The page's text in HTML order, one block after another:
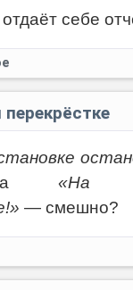
себе
а «На
— смешно?